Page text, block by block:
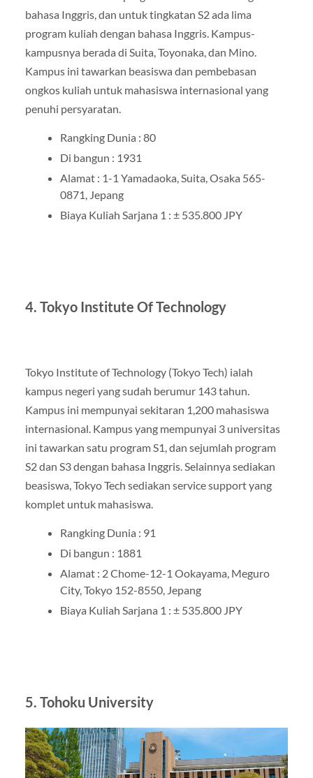
bahasa Inggris, dan untuk tingkatan S2 ada lima
program kuliah dengan bahasa Inggris. Kampus-
kampusnya berada di Suita, Toyonaka, dan Mino.
Kampus ini tawarkan beasiswa dan pembebasan
ongkos kuliah untuk mahasiswa internasional yang
penuhi persyaratan.
Rangking Dunia : 80
Di bangun : 1931
Alamat : 1-1 Yamadaoka, Suita, Osaka 565-
0871, Jepang
Biaya Kuliah Sarjana 1 : ± 535.800 JPY
4. Tokyo Institute Of Technology
Tokyo Institute of Technology (Tokyo Tech) ialah
kampus negeri yang sudah berumur 143 tahun.
Kampus ini mempunyai sekitaran 1,200 mahasiswa
internasional. Kampus yang mempunyai 3 universitas
ini tawarkan satu program S1, dan sejumlah program
S2 dan S3 dengan bahasa Inggris. Selainnya sediakan
beasiswa, Tokyo Tech sediakan service support yang
komplet untuk mahasiswa.
Rangking Dunia : 91
Di bangun : 1881
Alamat : 2 Chome-12-1 Ookayama, Meguro
City, Tokyo 152-8550, Jepang
Biaya Kuliah Sarjana 1 : ± 535.800 JPY
5. Tohoku University